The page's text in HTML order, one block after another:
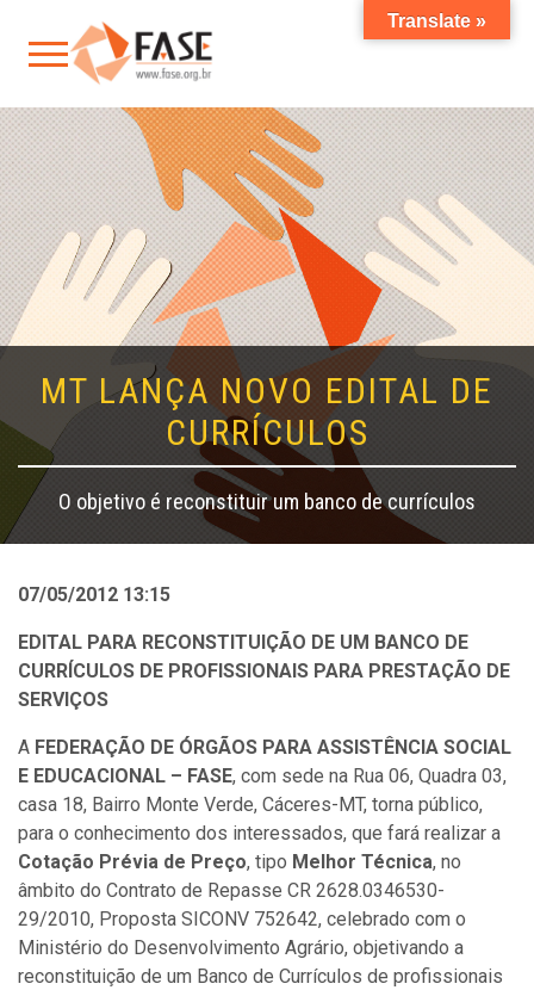
MT LANÇA NOVO EDITAL DE
CURRÍCULOS
O objetivo é reconstituir um banco de currículos
07/05/2012 13:15
EDITAL PARA RECONSTITUIÇÃO DE UM BANCO DE
CURRÍCULOS DE PROFISSIONAIS PARA PRESTAÇÃO DE
SERVIÇOS
A FEDERAÇÃO DE ÓRGÃOS PARA ASSISTÊNCIA SOCIAL
E EDUCACIONAL – FASE, com sede na Rua 06, Quadra 03,
casa 18, Bairro Monte Verde, Cáceres-MT, torna público,
para o conhecimento dos interessados, que fará realizar a
Cotação Prévia de Preço, tipo Melhor Técnica, no
âmbito do Contrato de Repasse CR 2628.0346530-
29/2010, Proposta SICONV 752642, celebrado com o
Ministério do Desenvolvimento Agrário, objetivando a
reconstituição de um Banco de Currículos de profissionais
Translate »